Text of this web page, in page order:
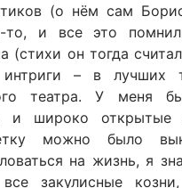
(о нём сам
то, и все это
(стихи он тогда
– в лучших
театра. У меня
и широко
можно было
на жизнь, я
закулисные